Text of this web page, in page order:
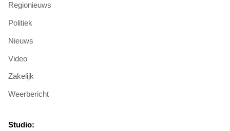
Regionieuws
Politiek
Nieuws
Video
Zakelijk
Weerbericht
Studio: